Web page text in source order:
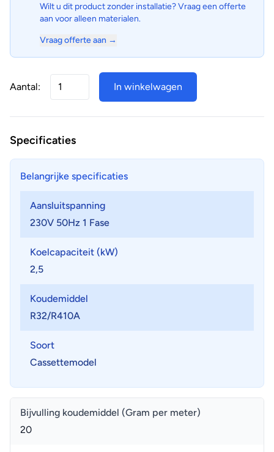
Wilt u dit product zonder installatie? Vraag een offerte
aan voor alleen materialen.
Vraag offerte aan →
Aantal: In winkelwagen
Specificaties
Belangrijke specificaties
Aansluitspanning
230V 50Hz 1 Fase
Koelcapaciteit (kW)
2,5
Koudemiddel
R32/R410A
Soort
Cassettemodel
Bijvulling koudemiddel (Gram per meter)
20